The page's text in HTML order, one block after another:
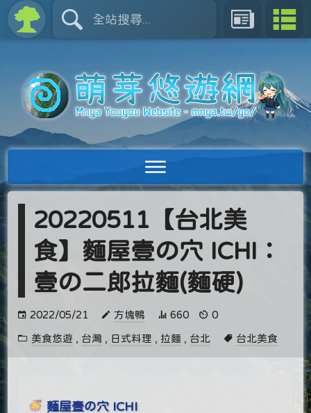
20220511【台北美
食】麵屋壹の穴 ICHI：
壹の二郎拉麵(麵硬)
2022/05/21 方塊鴨 660 0
美食悠遊 , 台灣 , 日式料理 , 拉麵 , 台北 台北美食
麵屋壹の穴 ICHI